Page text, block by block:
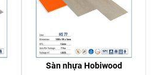
Sàn nhựa Hobiwood